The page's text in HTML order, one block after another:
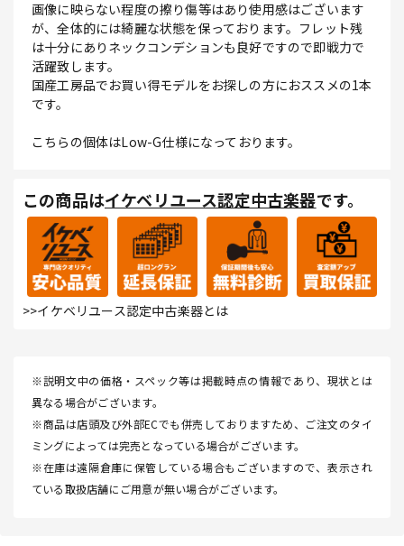
画像に映らない程度の擦り傷等はあり使用感はございます
が、全体的には綺麗な状態を保っております。フレット残
は十分にありネックコンデションも良好ですので即戦力で
活躍致します。
国産工房品でお買い得モデルをお探しの方におススメの1本
です。
こちらの個体はLow-G仕様になっております。
この商品はイケベリユース認定中古楽器です。
>>イケベリユース認定中古楽器とは
※説明文中の価格・スペック等は掲載時点の情報であり、現状とは
異なる場合がございます。
※商品は店頭及び外部ECでも併売しておりますため、ご注文のタイ
ミングによっては完売となっている場合がございます。
※在庫は遠隔倉庫に保管している場合もございますので、表示され
ている取扱店舗にご用意が無い場合がございます。